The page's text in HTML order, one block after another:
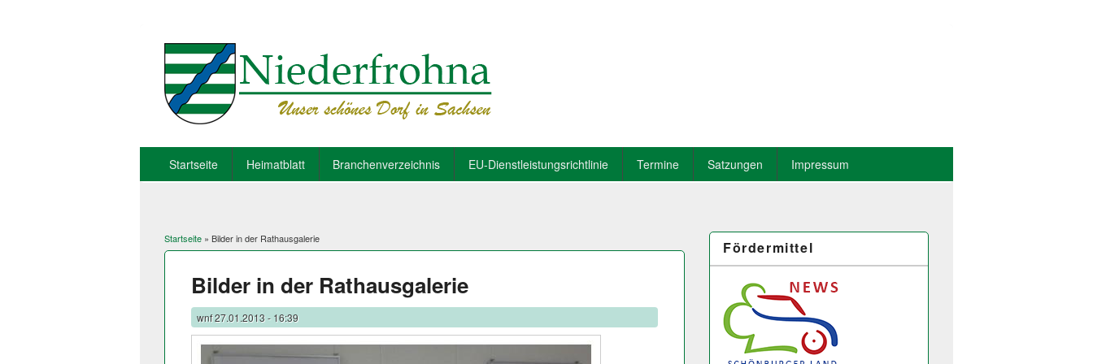
Startseite Heimatblatt Branchenverzeichnis EU-Dienstleistungsrichtlinie Termine Satzungen Impressum
Sie sind hier
Startseite » Bilder in der Rathausgalerie
Bilder in der Rathausgalerie
wnf27.01.2013 - 16:39
Fördermittel